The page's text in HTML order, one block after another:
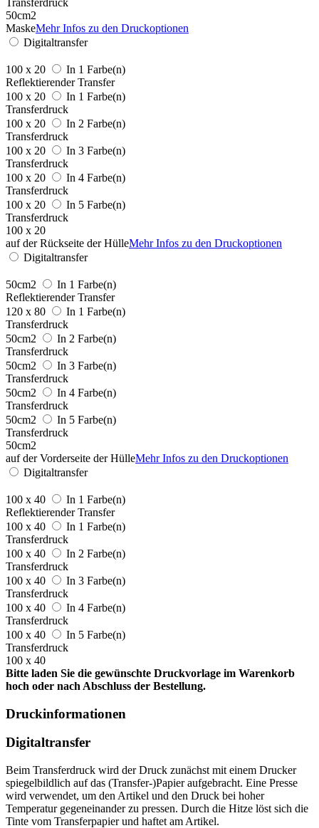
50cm2
MaskeMehr Infos zu den Druckoptionen
Digitaltransfer
100 x 20
In 1 Farbe(n)
Reflektierender Transfer
100 x 20
In 1 Farbe(n)
Transferdruck
100 x 20
In 2 Farbe(n)
Transferdruck
100 x 20
In 3 Farbe(n)
Transferdruck
100 x 20
In 4 Farbe(n)
Transferdruck
100 x 20
In 5 Farbe(n)
Transferdruck
100 x 20
auf der Rückseite der HülleMehr Infos zu den Druckoptionen
Digitaltransfer
50cm2
In 1 Farbe(n)
Reflektierender Transfer
120 x 80
In 1 Farbe(n)
Transferdruck
50cm2
In 2 Farbe(n)
Transferdruck
50cm2
In 3 Farbe(n)
Transferdruck
50cm2
In 4 Farbe(n)
Transferdruck
50cm2
In 5 Farbe(n)
Transferdruck
50cm2
auf der Vorderseite der HülleMehr Infos zu den Druckoptionen
Digitaltransfer
100 x 40
In 1 Farbe(n)
Reflektierender Transfer
100 x 40
In 1 Farbe(n)
Transferdruck
100 x 40
In 2 Farbe(n)
Transferdruck
100 x 40
In 3 Farbe(n)
Transferdruck
100 x 40
In 4 Farbe(n)
Transferdruck
100 x 40
In 5 Farbe(n)
Transferdruck
100 x 40
Bitte laden Sie die gewünschte Druckvorlage im Warenkorb
hoch oder nach Abschluss der Bestellung.
Druckinformationen
Digitaltransfer
Beim Transferdruck wird der Druck zunächst mit einem Drucker
spiegelbildlich auf das (Transfer-)Papier aufgebracht. Eine Presse
wird verwendet, um den Artikel und den Druck bei hoher
Temperatur gegeneinander zu pressen. Durch die Hitze löst sich die
Tinte vom Transferpapier und haftet am Artikel.